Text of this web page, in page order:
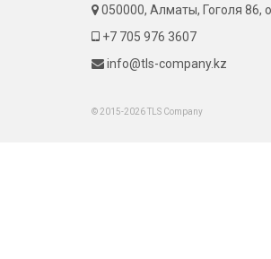
050000, Алматы, Гоголя 86,
+7 705 976 3607
info@tls-company.kz
© 2015-2026 TLS Company